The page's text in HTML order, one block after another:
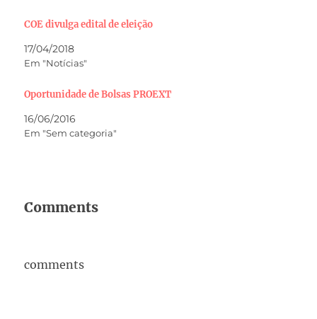
COE divulga edital de eleição
17/04/2018
Em "Notícias"
Oportunidade de Bolsas PROEXT
16/06/2016
Em "Sem categoria"
Comments
comments